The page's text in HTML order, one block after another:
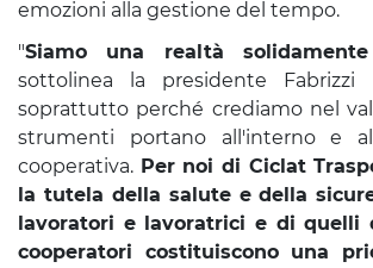
emozioni alla gestione del tempo.
"Siamo una realtà
sottolinea la presidente
soprattutto perché crediamo nel
strumenti portano all'interno e
cooperativa. Per noi di Ciclat
la tutela della salute e della
lavoratori e lavoratrici e di quelli
cooperatori costituiscono una